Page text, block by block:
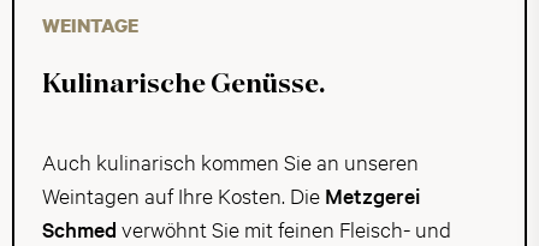
WEINTAGE
Kulinarische Genüsse.
Auch kulinarisch kommen Sie an unseren
Weintagen auf Ihre Kosten. Die Metzgerei
Schmed verwöhnt Sie mit feinen Fleisch- und